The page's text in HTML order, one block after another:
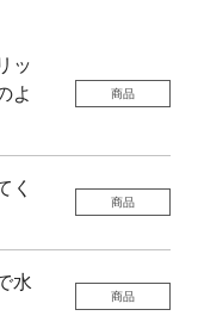
ッ
よ
商品
く
商品
水
商品